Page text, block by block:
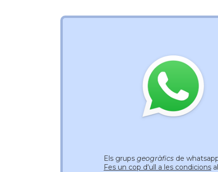
Els grups geogràfics de
Fes un cop d'ull a les condicions